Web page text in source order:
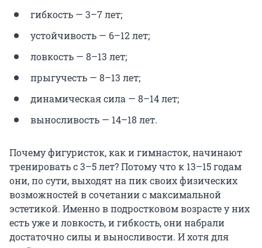
гибкость — 3–7 лет;
устойчивость — 6–12 лет;
ловкость — 8–13 лет;
прыгучесть — 8–13 лет;
динамическая сила — 8–14 лет;
выносливость — 14–18 лет.
Почему фигуристок, как и гимнасток, начинают
тренировать с 3–5 лет? Потому что к 13–15 годам
они, по сути, выходят на пик своих физических
возможностей в сочетании с максимальной
эстетикой. Именно в подростковом возрасте у них
есть уже и ловкость, и гибкость, они набрали
достаточно силы и выносливости. И хотя для